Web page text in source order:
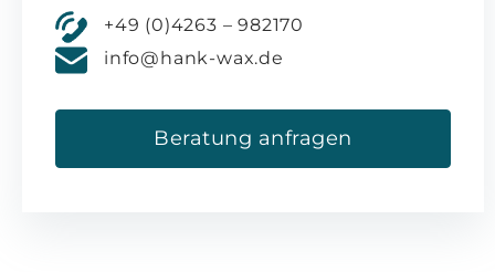
+49 (0)4263 – 982170
info@hank-wax.de
Beratung anfragen